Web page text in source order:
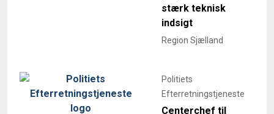
stærk teknisk
indsigt
Region Sjælland
Politiets
Efterretningstjeneste
Centerchef til